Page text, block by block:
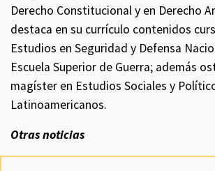
Derecho Constitucional y en Derecho
destaca en su currículo contenidos
Estudios en Seguridad y Defensa
Escuela Superior de Guerra; además
magíster en Estudios Sociales y
Latinoamericanos.
Otras noticias